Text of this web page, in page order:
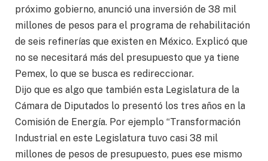
próximo gobierno, anunció una inversión de 38 mil
millones de pesos para el programa de rehabilitación
de seis refinerías que existen en México. Explicó que
no se necesitará más del presupuesto que ya tiene
Pemex, lo que se busca es redireccionar.
Dijo que es algo que también esta Legislatura de la
Cámara de Diputados lo presentó los tres años en la
Comisión de Energía. Por ejemplo “Transformación
Industrial en este Legislatura tuvo casi 38 mil
millones de pesos de presupuesto, pues ese mismo